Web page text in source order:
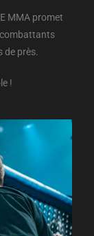
MMA promet
de près.
!